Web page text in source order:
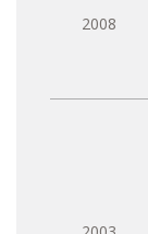
2008